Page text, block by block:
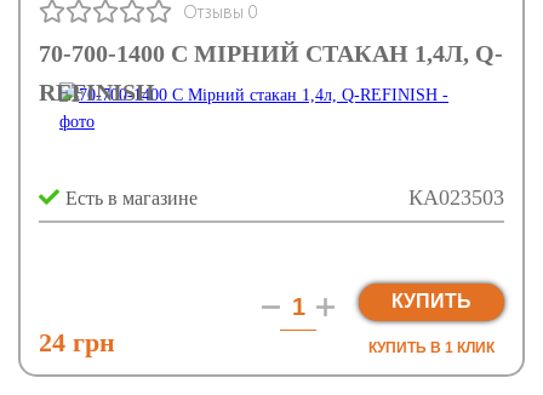
70-700-1400 C МІРНИЙ СТАКАН 1,4Л, Q-
REFINISH
Отзывы 0
КА023503
Есть в магазине
24 грн
КУПИТЬ
КУПИТЬ В 1 КЛИК